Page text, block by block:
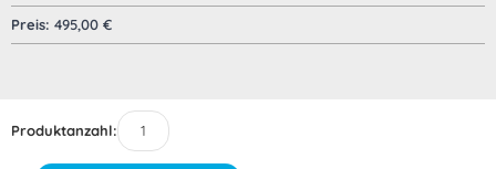
Preis: 495,00 €
Produktanzahl: